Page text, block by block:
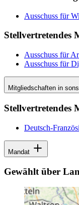
Ausschuss für
Stellvertretendes
Ausschuss für
Ausschuss für
Mitgliedschaften in
Stellvertretendes
Deutsch-
Mandat
Gewählt über